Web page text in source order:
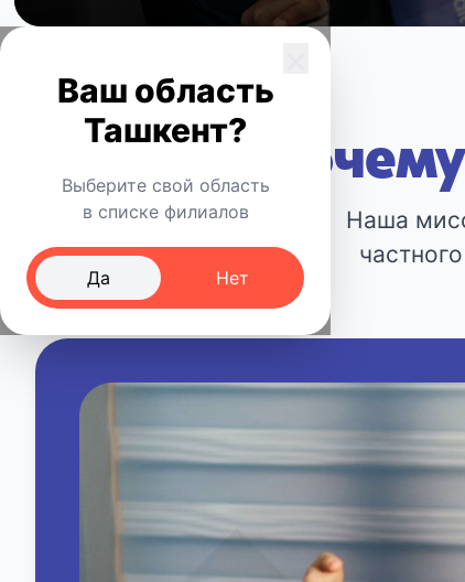
×
Ваш область
Ташкент?
Выберите свой область
в списке филиалов
Да Нет
Наша